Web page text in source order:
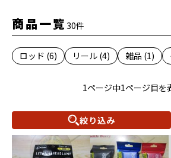
商品一覧 30件
ロッド (6) リール (4) 雑品 (1)
1ページ中1ページ目を
絞り込み